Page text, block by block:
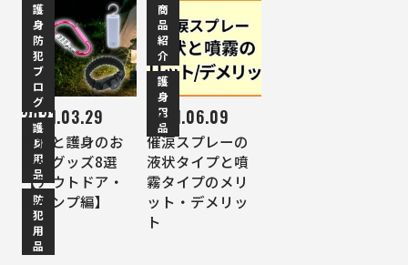
護
身
防
犯
ブ
ロ
グ
護
身
用
品
防
犯
用
品
2021.03.29
防犯と護身のお
薦めグッズ8選
【アウトドア・
キャンプ編】
商
品
紹
介
護
身
用
品
2021.06.09
催涙スプレーの
液状タイプと噴
霧タイプのメリ
ット・デメリッ
ト